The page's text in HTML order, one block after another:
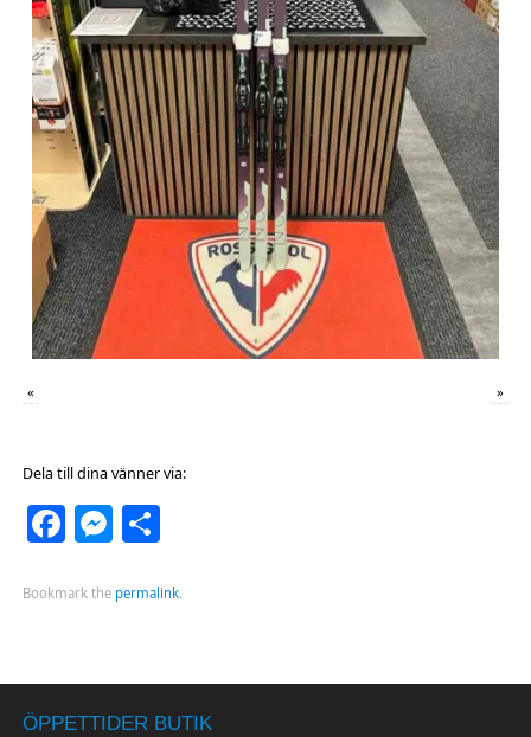
« »
Dela till dina vänner via:
Facebook
Messenger
Dela
Bookmark the permalink.
ÖPPETTIDER BUTIK